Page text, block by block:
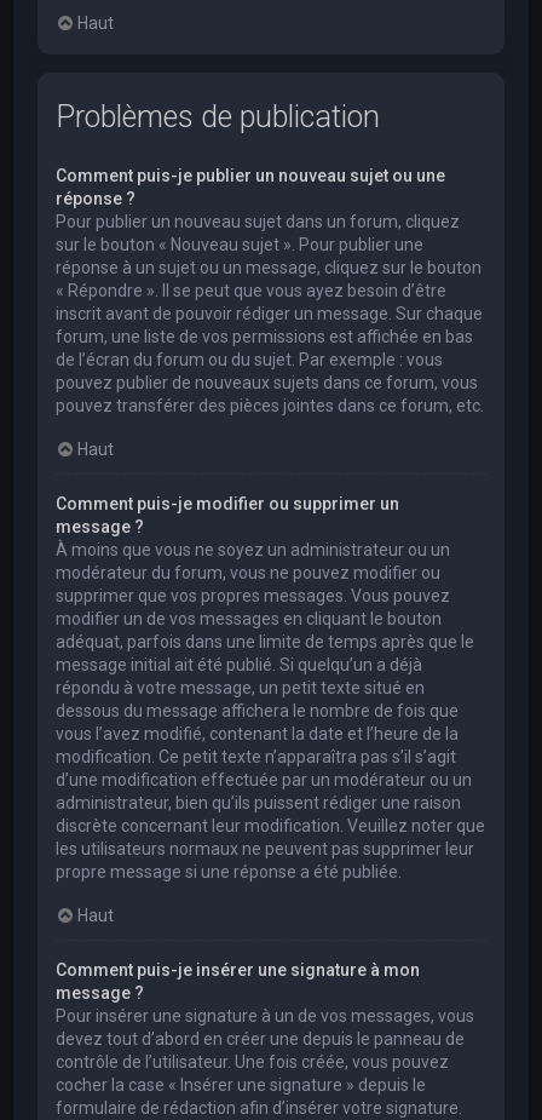
Haut
Problèmes de publication
Comment puis-je publier un nouveau sujet ou une
réponse ?
Pour publier un nouveau sujet dans un forum, cliquez
sur le bouton « Nouveau sujet ». Pour publier une
réponse à un sujet ou un message, cliquez sur le bouton
« Répondre ». Il se peut que vous ayez besoin d’être
inscrit avant de pouvoir rédiger un message. Sur chaque
forum, une liste de vos permissions est affichée en bas
de l’écran du forum ou du sujet. Par exemple : vous
pouvez publier de nouveaux sujets dans ce forum, vous
pouvez transférer des pièces jointes dans ce forum, etc.
Haut
Comment puis-je modifier ou supprimer un
message ?
À moins que vous ne soyez un administrateur ou un
modérateur du forum, vous ne pouvez modifier ou
supprimer que vos propres messages. Vous pouvez
modifier un de vos messages en cliquant le bouton
adéquat, parfois dans une limite de temps après que le
message initial ait été publié. Si quelqu’un a déjà
répondu à votre message, un petit texte situé en
dessous du message affichera le nombre de fois que
vous l’avez modifié, contenant la date et l’heure de la
modification. Ce petit texte n’apparaîtra pas s’il s’agit
d’une modification effectuée par un modérateur ou un
administrateur, bien qu’ils puissent rédiger une raison
discrète concernant leur modification. Veuillez noter que
les utilisateurs normaux ne peuvent pas supprimer leur
propre message si une réponse a été publiée.
Haut
Comment puis-je insérer une signature à mon
message ?
Pour insérer une signature à un de vos messages, vous
devez tout d’abord en créer une depuis le panneau de
contrôle de l’utilisateur. Une fois créée, vous pouvez
cocher la case « Insérer une signature » depuis le
formulaire de rédaction afin d’insérer votre signature.